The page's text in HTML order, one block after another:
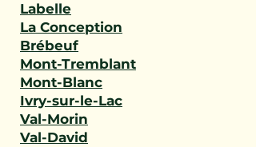
Labelle
La Conception
Brébeuf
Mont-Tremblant
Mont-Blanc
Ivry-sur-le-Lac
Val-Morin
Val-David